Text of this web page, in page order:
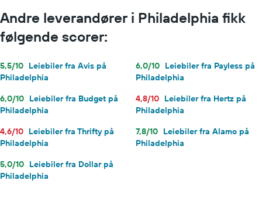
Andre leverandører i Philadelphia fikk
følgende scorer:
5,5/10 Leiebiler fra Avis på
Philadelphia
6,0/10 Leiebiler fra Payless på
Philadelphia
6,0/10 Leiebiler fra Budget på
Philadelphia
4,8/10 Leiebiler fra Hertz på
Philadelphia
4,6/10 Leiebiler fra Thrifty på
Philadelphia
7,8/10 Leiebiler fra Alamo på
Philadelphia
5,0/10 Leiebiler fra Dollar på
Philadelphia